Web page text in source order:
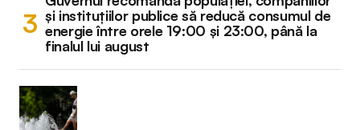
și instituțiilor publice să reducă consumul de
energie între orele 19:00 și 23:00, până la
finalul lui august